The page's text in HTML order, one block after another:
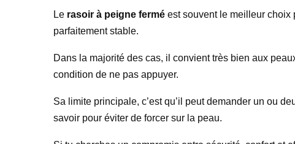
Le rasoir à peigne fermé est souvent le meilleur choix
parfaitement stable.
Dans la majorité des cas, il convient très bien aux
condition de ne pas appuyer.
Sa limite principale, c’est qu’il peut demander un ou
savoir pour éviter de forcer sur la peau.